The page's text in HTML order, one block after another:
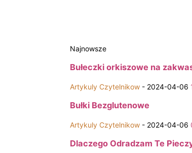
Najnowsze
Bułeczki orkiszowe na
Artykuly Czytelnikow - 2024-04-06
Bułki Bezglutenowe
Artykuly Czytelnikow - 2024-04-06
Dlaczego Odradzam Te